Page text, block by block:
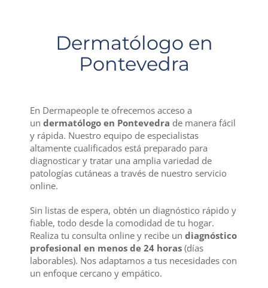
Dermatólogo en
Pontevedra
En Dermapeople te ofrecemos acceso a
un dermatólogo en Pontevedra de manera fácil
y rápida. Nuestro equipo de especialistas
altamente cualificados está preparado para
diagnosticar y tratar una amplia variedad de
patologías cutáneas a través de nuestro servicio
online.
Sin listas de espera, obtén un diagnóstico rápido y
fiable, todo desde la comodidad de tu hogar.
Realiza tu consulta online y recibe un diagnóstico
profesional en menos de 24 horas(días
laborables). Nos adaptamos a tus necesidades con
un enfoque cercano y empático.